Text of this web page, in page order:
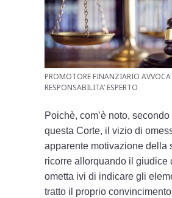
PROMOTORE FINANZIARIO
RESPONSABILITA’ ESPERTO
Poichè, com’è noto,
questa Corte, il vizio di
apparente motivazione della
ricorre allorquando il giudice
ometta ivi di indicare gli
tratto il proprio